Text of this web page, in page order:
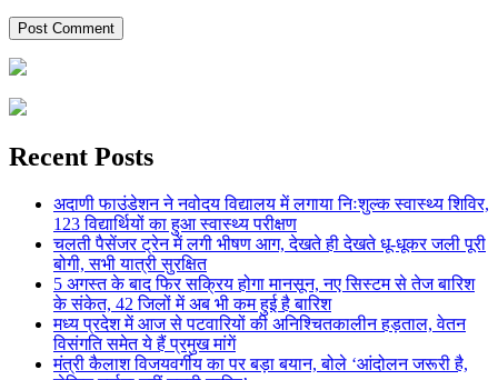
Recent Posts
अदाणी फाउंडेशन ने नवोदय विद्यालय में लगाया निःशुल्क स्वास्थ्य शिविर,
123 विद्यार्थियों का हुआ स्वास्थ्य परीक्षण
चलती पैसेंजर ट्रेन में लगी भीषण आग, देखते ही देखते धू-धूकर जली पूरी
बोगी, सभी यात्री सुरक्षित
5 अगस्त के बाद फिर सक्रिय होगा मानसून, नए सिस्टम से तेज बारिश
के संकेत, 42 जिलों में अब भी कम हुई है बारिश
मध्य प्रदेश में आज से पटवारियों की अनिश्चितकालीन हड़ताल, वेतन
विसंगति समेत ये हैं प्रमुख मांगें
मंत्री कैलाश विजयवर्गीय का पर बड़ा बयान, बोले ‘आंदोलन जरूरी है,